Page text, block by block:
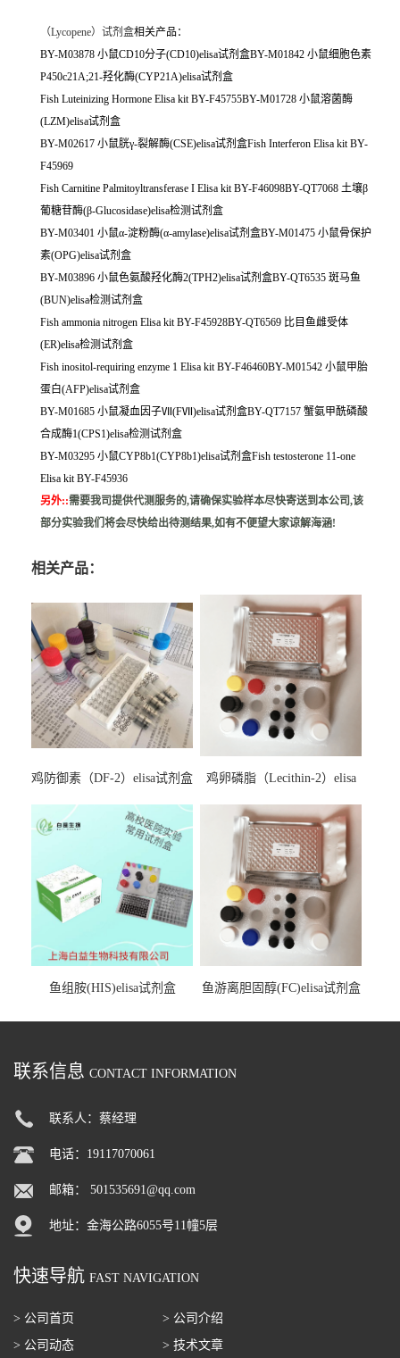
（Lycopene）试剂盒相关产品：
BY-M03878 小鼠CD10分子(CD10)elisa试剂盒BY-M01842 小鼠细胞色素
P450c21A;21-羟化酶(CYP21A)elisa试剂盒
Fish Luteinizing Hormone Elisa kit BY-F45755BY-M01728 小鼠溶菌酶
(LZM)elisa试剂盒
BY-M02617 小鼠胱γ-裂解酶(CSE)elisa试剂盒Fish Interferon Elisa kit BY-
F45969
Fish Carnitine Palmitoyltransferase I Elisa kit BY-F46098BY-QT7068 土壤β
葡糖苷酶(β-Glucosidase)elisa检测试剂盒
BY-M03401 小鼠α-淀粉酶(α-amylase)elisa试剂盒BY-M01475 小鼠骨保护
素(OPG)elisa试剂盒
BY-M03896 小鼠色氨酸羟化酶2(TPH2)elisa试剂盒BY-QT6535 斑马鱼
(BUN)elisa检测试剂盒
Fish ammonia nitrogen Elisa kit BY-F45928BY-QT6569 比目鱼雌受体
(ER)elisa检测试剂盒
Fish inositol-requiring enzyme 1 Elisa kit BY-F46460BY-M01542 小鼠甲胎
蛋白(AFP)elisa试剂盒
BY-M01685 小鼠凝血因子Ⅶ(FⅦ)elisa试剂盒BY-QT7157 蟹氨甲酰磷酸
合成酶1(CPS1)elisa检测试剂盒
BY-M03295 小鼠CYP8b1(CYP8b1)elisa试剂盒Fish testosterone 11-one
Elisa kit BY-F45936
另外::需要我司提供代测服务的,请确保实验样本尽快寄送到本公司,该
部分实验我们将会尽快给出待测结果,如有不便望大家谅解海涵!
相关产品：
鸡防御素（DF-2）elisa试剂盒
鸡卵磷脂（Lecithin-2）elisa
鱼组胺(HIS)elisa试剂盒 鱼游离胆固醇(FC)elisa试剂盒
联系信息 CONTACT INFORMATION
联系人：蔡经理
电话：19117070061
邮箱： 501535691@qq.com
地址：金海公路6055号11幢5层
快速导航 FAST NAVIGATION
> 公司首页
> 公司介绍
> 公司动态
> 技术文章